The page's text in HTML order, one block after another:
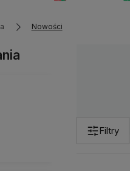
Nowości
Filtry